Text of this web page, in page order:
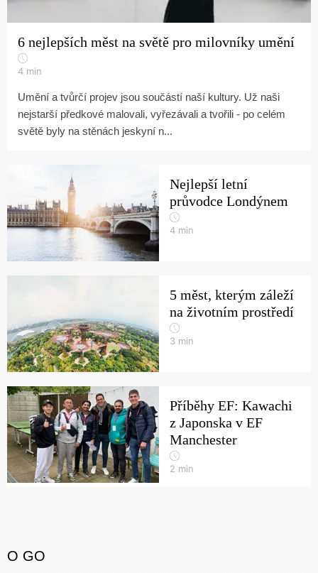
6 nejlepších měst na světě pro milovníky umění
4 min
Umění a tvůrčí projev jsou součástí naší kultury. Už naši
nejstarší předkové malovali, vyřezávali a tvořili - po celém
světě byly na stěnách jeskyní n...
Nejlepší letní
průvodce Londýnem
4 min
5 měst, kterým záleží
na životním prostředí
3 min
Příběhy EF: Kawachi
z Japonska v EF
Manchester
2 min
O GO